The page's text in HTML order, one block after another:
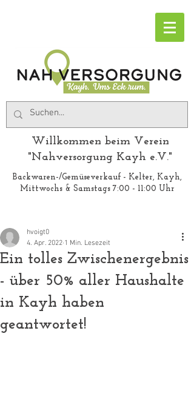
Willkommen beim Verein
"Nahversorgung Kayh e.V."
Backwaren-/Gemüseverkauf - Kelter, Kayh,
Mittwochs & Samstags 7:00 - 11:00 Uhr
Ein tolles Zwischenergebnis
- über 50% aller Haushalte
in Kayh haben
geantwortet!
hvoigt0
4. Apr. 2022 1 Min. Lesezeit